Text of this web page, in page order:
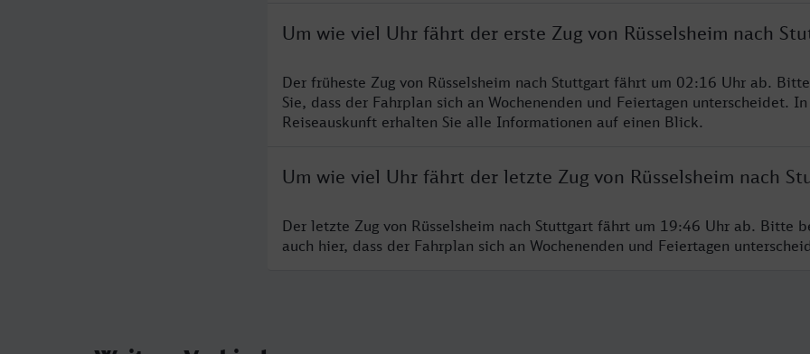
Um wie viel Uhr fährt der erste Zug von Rüsselsheim nach
Der früheste Zug von Rüsselsheim nach Stuttgart fährt um 02:16 Uhr ab.
Sie, dass der Fahrplan sich an Wochenenden und Feiertagen unterscheidet.
Reiseauskunft erhalten Sie alle Informationen auf einen Blick.
Um wie viel Uhr fährt der letzte Zug von Rüsselsheim nach
Der letzte Zug von Rüsselsheim nach Stuttgart fährt um 19:46 Uhr ab. Bitte
auch hier, dass der Fahrplan sich an Wochenenden und Feiertagen